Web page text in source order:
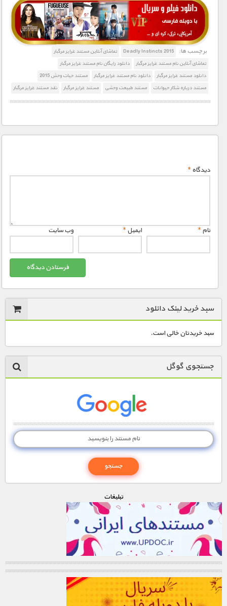
1900 تومان – دانلود قسمت 2 (افزودن به سبد خريد)
برچسب ها: Deadly Instincts 2015
تماشای آنلاین مستند غرایز مرگبار
تماشای آنلاین نام مستند غرایز مرگبار
دانلود رایگان نام مستند غرایز مرگبار
دانلود مستند غرایز مرگبار
دانلود نام مستند غرایز مرگبار
مستند حیات وحش 2015
مستند درباره شکار حیوانات
مستند طبیعت وحشی مستند غرایز مرگبار نقد مستند غرایز مرگبار
دیدگاه*
نام* ایمیل* وب‌ سایت
سبد خرید لینک دانلود
سبد خریدتان خالی است.
جستجوی گوگل
تبليغات